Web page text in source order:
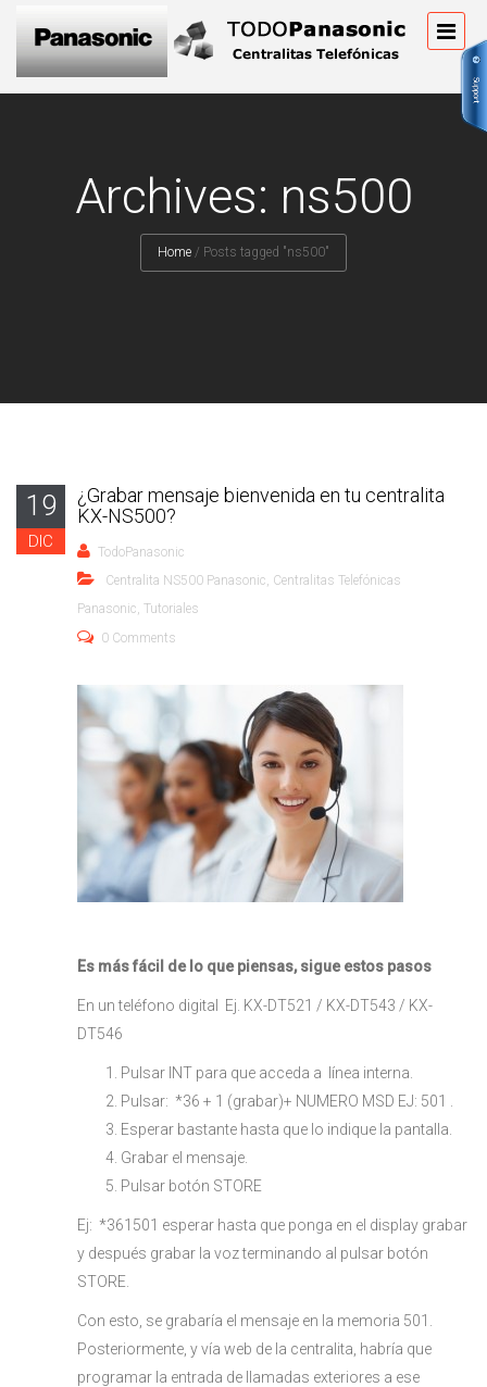
Archives: ns500
Home / Posts tagged "ns500"
19
DIC
¿Grabar mensaje bienvenida en tu centralita
KX-NS500?
TodoPanasonic
Centralita NS500 Panasonic, Centralitas Telefónicas
Panasonic, Tutoriales
0 Comments
Es más fácil de lo que piensas, sigue estos pasos
En un teléfono digital Ej. KX-DT521 / KX-DT543 / KX-
DT546
Pulsar INT para que acceda a línea interna.
Pulsar: *36 + 1 (grabar)+ NUMERO MSD EJ: 501 .
Esperar bastante hasta que lo indique la pantalla.
Grabar el mensaje.
Pulsar botón STORE
Ej: *361501 esperar hasta que ponga en el display grabar
y después grabar la voz terminando al pulsar botón
STORE.
Con esto, se grabaría el mensaje en la memoria 501.
Posteriormente, y vía web de la centralita, habría que
programar la entrada de llamadas exteriores a ese